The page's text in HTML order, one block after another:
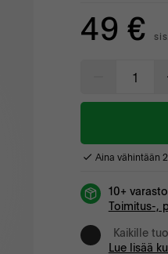
49 €
Aina vähintään
10+
Toimitus-,
Kaikille
Lue lisää